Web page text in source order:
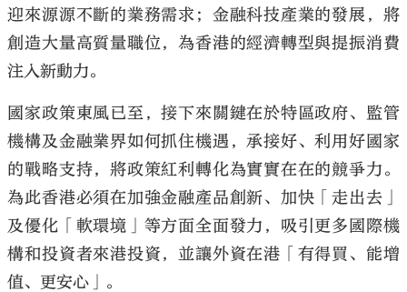
迎來源源不斷的業務需求；金融科技產業的發展，將
創造大量高質量職位，為香港的經濟轉型與提振消費
注入新動力。
國家政策東風已至，接下來關鍵在於特區政府、監管
機構及金融業界如何抓住機遇，承接好、利用好國家
的戰略支持，將政策紅利轉化為實實在在的競爭力。
為此香港必須在加強金融產品創新、加快「走出去」
及優化「軟環境」等方面全面發力，吸引更多國際機
構和投資者來港投資，並讓外資在港「有得買、能增
值、更安心」。